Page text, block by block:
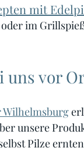
mit
im
uns vor
unsere
Pilze